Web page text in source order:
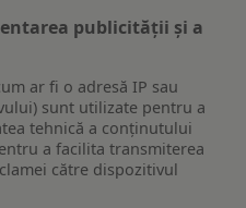
publicității și a
ar fi o adresă IP sau
sunt utilizate pentru a
tehnică a conținutului
a facilita transmiterea
către dispozitivul